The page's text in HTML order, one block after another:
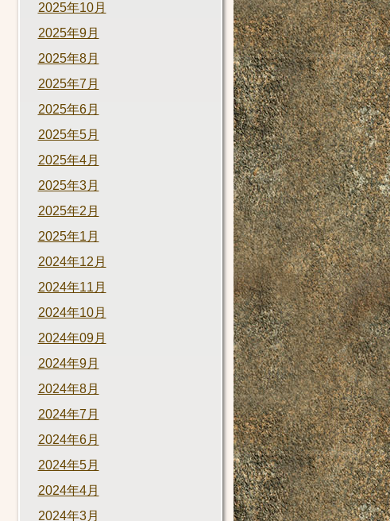
2025年10月
2025年9月
2025年8月
2025年7月
2025年6月
2025年5月
2025年4月
2025年3月
2025年2月
2025年1月
2024年12月
2024年11月
2024年10月
2024年09月
2024年9月
2024年8月
2024年7月
2024年6月
2024年5月
2024年4月
2024年3月